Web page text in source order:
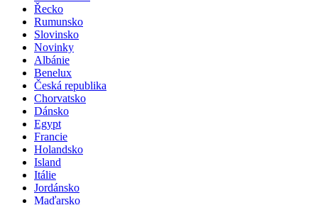
Řecko
Rumunsko
Slovinsko
Novinky
Albánie
Benelux
Česká republika
Chorvatsko
Dánsko
Egypt
Francie
Holandsko
Island
Itálie
Jordánsko
Maďarsko